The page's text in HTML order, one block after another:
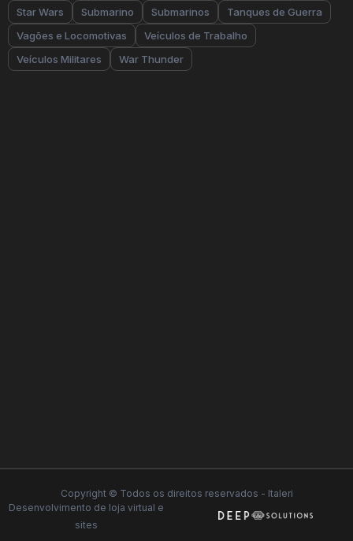
Star Wars
Submarino Submarinos
Tanques de Guerra
Vagões e Locomotivas
Veículos de Trabalho
Veículos Militares
War Thunder
Copyright © Todos os direitos reservados - Italeri
Desenvolvimento de loja virtual e
sites